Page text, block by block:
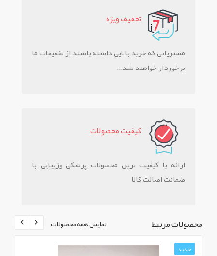
تخفيف ويژه
مشترياني که خريد بالايي داشته باشند از تخفيفات ما
برخوردار خواهند شد...
کيفيت محصولات
ارائه با کیفیت ترین محصولات پزشکی وزیبایی با
ضمانت اصالت کالا
نمایش همه محصولات محصولات مرتبط
جدید